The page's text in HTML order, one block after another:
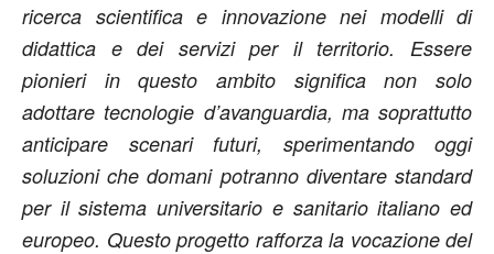
ricerca scientifica e innovazione nei modelli di
didattica e dei servizi per il territorio. Essere
pionieri in questo ambito significa non solo
adottare tecnologie d’avanguardia, ma soprattutto
anticipare scenari futuri, sperimentando oggi
soluzioni che domani potranno diventare standard
per il sistema universitario e sanitario italiano ed
europeo. Questo progetto rafforza la vocazione del